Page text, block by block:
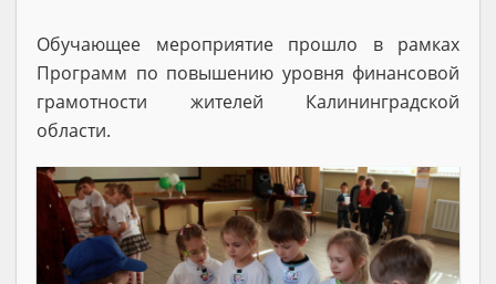
Обучающее мероприятие прошло в рамках
Программ по повышению уровня финансовой
грамотности жителей Калининградской
области.